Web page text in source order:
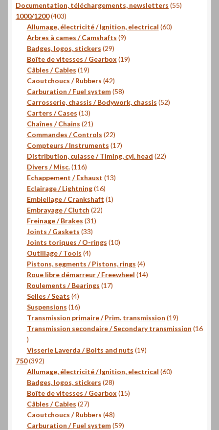
Documentation, téléchargements, newsletters 5555
1000/1200 403403
produits
Allumage, électricité / Ignition, electrical 6060
Arbres à cames / Camshafts 99
Badges, logos, stickers 2929
produits
Boîte de vitesses / Gearbox 1919
Câbles / Cables 1919
produits
Caoutchoucs / Rubbers 4242
produits
Carburation / Fuel system 5858
produits
Carrosserie, chassis / Bodywork, chassis 5252
Carters / Cases 1313
produits
Chaînes / Chains 2121
produits
Commandes / Controls 2222
produits
Compteurs / Instruments 1717
produits
Distribution, culasse / Timing, cyl. head 2222
Divers / Misc. 116116
produits
Echappement / Exhaust 1313
Eclairage / Lightning 1616
produits
Embiellage / Crankshaft 11
Embrayage / Clutch 2222
Freinage / Brakes 3131
Joints / Gaskets 3333
produits
Joints toriques / O-rings 1010
Outillage / Tools 44
produits
Pistons, segments / Pistons, rings 44
produits
Roue libre démarreur / Freewheel 1414
Roulements / Bearings 1717
Selles / Seats 44
produits
Suspensions 1616
produits
Transmission primaire / Prim. transmission 1919
produits
Transmission secondaire / Secondary transmission 16
16
produits
Visserie Laverda / Bolts and nuts 1919
750 392392
produits
Allumage, électricité / Ignition, electrical 6060
Badges, logos, stickers 2828
produits
Boîte de vitesses / Gearbox 1515
Câbles / Cables 2727
produits
Caoutchoucs / Rubbers 4848
produits
Carburation / Fuel system 5959